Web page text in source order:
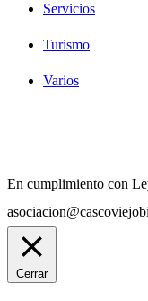
Servicios
Turismo
Varios
En cumplimiento con
Cerrar